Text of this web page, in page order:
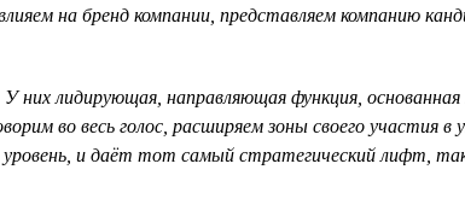
на бренд компании, представляем компанию
них лидирующая, направляющая функция,
во весь голос, расширяем зоны своего участия
уровень, и даёт тот самый стратегический лифт,